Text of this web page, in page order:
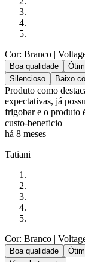
Cor: Branco |
Boa qualidade
Silencioso
Baixo
Produto como
expectativas, já
frigobar e o produto
custo-beneficio
há 8 meses
Tatiani
Cor: Branco |
Boa qualidade